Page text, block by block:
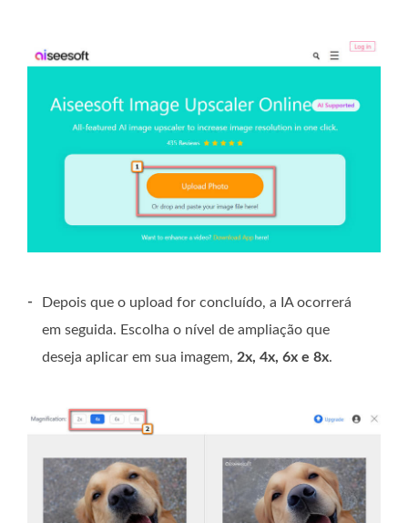
-
Depois que o upload for concluído, a IA ocorrerá
em seguida. Escolha o nível de ampliação que
deseja aplicar em sua imagem, 2x, 4x, 6x e 8x.